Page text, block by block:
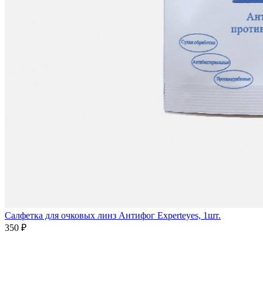
Салфетка для очковых линз Антифог Experteyes, 1шт.
350 ₽